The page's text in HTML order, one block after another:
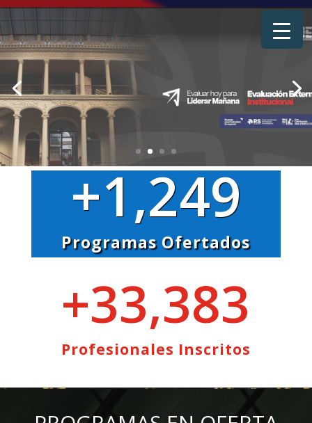
+1,249
Programas Ofertados
+33,383
Profesionales Inscritos